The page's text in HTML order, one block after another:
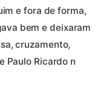
e fora de forma,
bem e deixaram
cruzamento,
Paulo Ricardo n